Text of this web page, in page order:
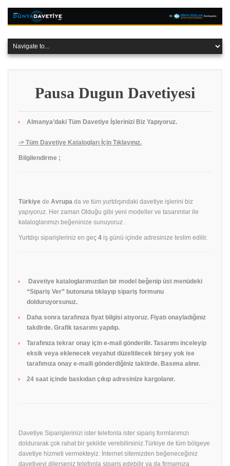
Pausa Dugun Davetiyesi
Almanya’daki Tüm Davetiye İşlerinizi Biz Yapıyoruz.
-> Tüm Davetiye Katalogları İçin Tıklayınız.
Bilgilendirme ;
Türkiye de Avrupa da ve tüm yurtdışındaki davetiye işlerini biz
yapıyoruz. Her zaman Olduğu gibi yeni modeller ve tasarımlar ile
kataloglarımızı beğeninize sunuyoruz .
Yurtdışı siparişleriniz en geç 4 iş günü içinde adresinize teslim edilir.
Davetiye kataloglarımızdan bir model beğenip üst menüdeki
“Sipariş Ver” butonuna tıklayıp sipariş formunu
dolduruyorsunuz.
Daha sonra tarafınıza fiyat bilgisi atıyoruz. Fiyatı onayladığınız
takdirde. Grafik tasarımı yapılıp.
Tarafınıza tekrar onay için e-mail gönderilir. Tasarımı inceleyip
eksik veya eklenecek veyahut düzeltilecek birşey yok ise
tarafımıza onay e-maili gönderdiğiniz taktirde. Basıma alınır.
24 saat içinde baskıdan çıkıp adresinize kargolanır.
Davetiye Siparişlerinizi ister telefonla ister sipariş formlarımızı
doldurarak çok rahat bir şekilde verebilirsiniz.Türkiye de tüm bölgeye
davetiye hizmeti vermekteyiz. İnternet sitemizden beğeneceğiniz
davetiyeyi dilerseniz telefonla sipariş edebilir ya da firmamıza